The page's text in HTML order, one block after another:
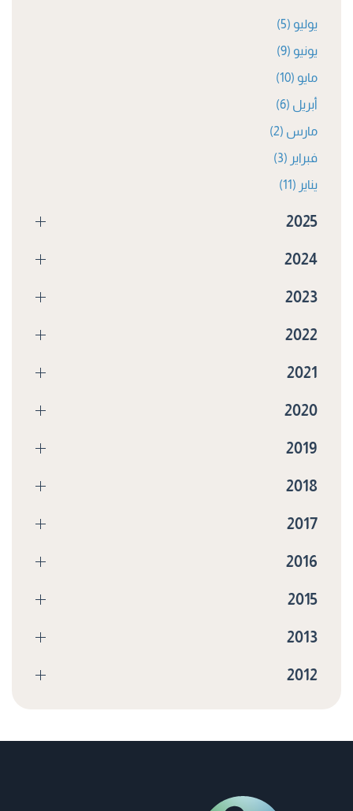
يوليو (5)
يونيو (9)
مايو (10)
أبريل (6)
مارس (2)
فبراير (3)
يناير (11)
2025
2024
2023
2022
2021
2020
2019
2018
2017
2016
2015
2013
2012